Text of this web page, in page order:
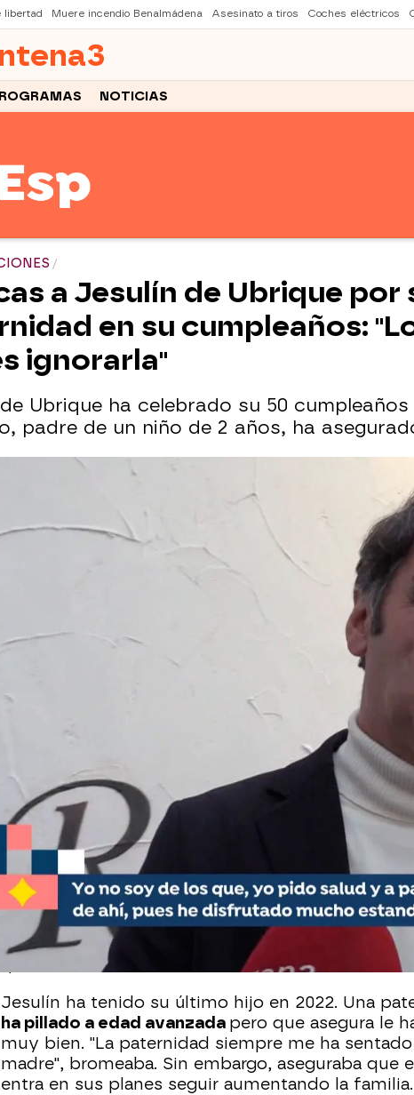
libertad Muere incendio Benalmádena Asesinato a tiros Coches eléctricos
3
NOTICIAS
a Jesulín de Ubrique por
en su cumpleaños:
ignorarla"
Ubrique ha celebrado su 50
padre de un niño de 2 años, ha
15 de enero de 2024, 15:14
Jesulín de Ubrique ha celebrado su 50
fiesta en la que ha estado
acompañado por sus
amigos.
Luciendo ante la prensa el reloj que le ha
mujer, María José Campanario, el extorero
en uno de sus mejores momentos. Jesulín se ha
muy emocionado de haber cumplido medio siglo
que su único anhelo era la salud.
Jesulín ha tenido su último hijo en 2022. Una
ha pillado a edad avanzada pero que asegura le
muy bien. "La paternidad siempre me ha
madre", bromeaba. Sin embargo, aseguraba que
entra en sus planes seguir aumentando la familia.